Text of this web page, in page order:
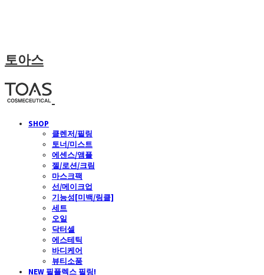
토아스
SHOP
클렌저/필링
토너/미스트
에센스/앰플
젤/로션/크림
마스크팩
선/메이크업
기능성[미백/링클]
세트
오일
닥터셀
에스테틱
바디케어
뷰티소품
NEW 필플렉스 필링!